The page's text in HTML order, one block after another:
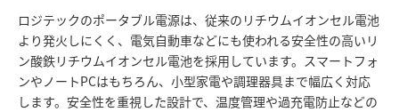
ロジテックのポータブル電源は、従来のリチウムイオンセル電池
より発火しにくく、電気自動車などにも使われる安全性の高いリ
ン酸鉄リチウムイオンセル電池を採用しています。スマートフォ
ンやノートPCはもちろん、小型家電や調理器具まで幅広く対応
します。安全性を重視した設計で、温度管理や過充電防止などの